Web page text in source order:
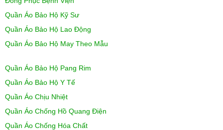
Quần Áo Bảo Hộ Kỹ Sư
Quần Áo Bảo Hộ Lao Động
Quần Áo Bảo Hộ May Theo Mẫu
Quần Áo Bảo Hộ Pang Rim
Quần Áo Bảo Hộ Y Tế
Quần Áo Chịu Nhiệt
Quần Áo Chống Hồ Quang Điện
Quần Áo Chống Hóa Chất